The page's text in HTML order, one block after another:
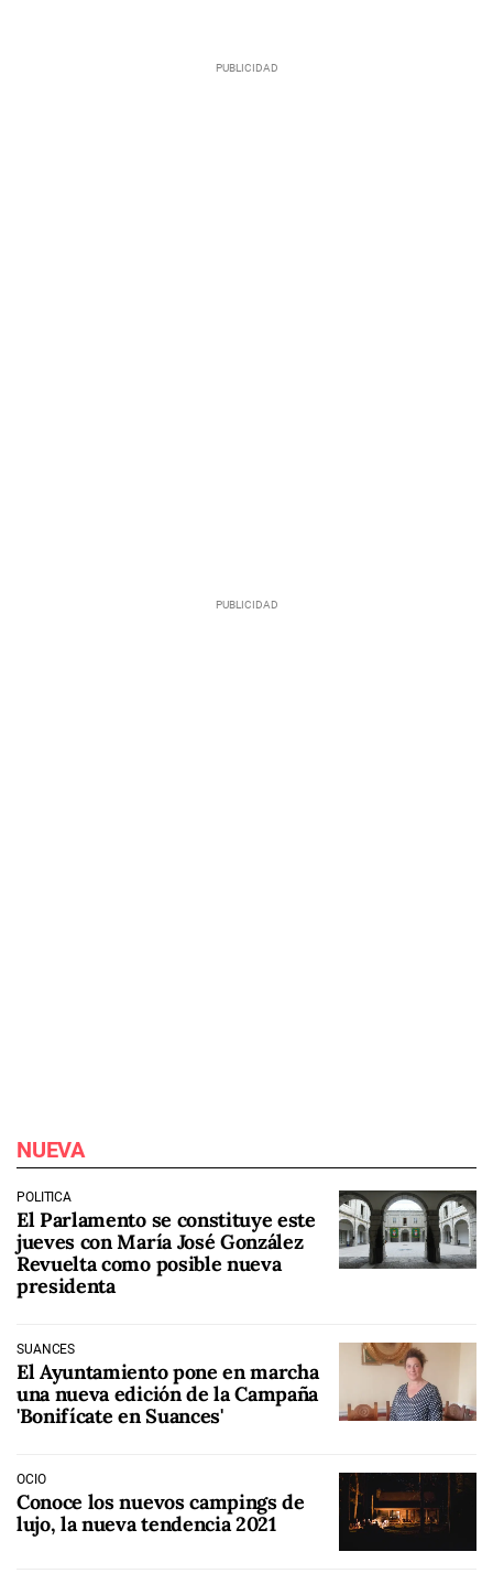
NUEVA
POLÍTICA
El Parlamento se constituye este
jueves con María José González
Revuelta como posible nueva
presidenta
SUANCES
El Ayuntamiento pone en marcha
una nueva edición de la Campaña
'Bonifícate en Suances'
OCIO
Conoce los nuevos campings de
lujo, la nueva tendencia 2021